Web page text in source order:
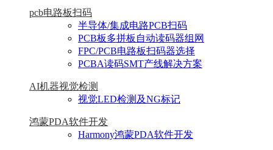
pcb电路板扫码
半导体/集成电路PCB扫码
PCB板多拼板自动读码器组网
FPC/PCB电路板扫码器选择
PCBA读码SMT产线解决方案
AI机器视觉检测
视觉LED检测及NG标记
鸿蒙PDA软件开发
Harmony鸿蒙PDA软件开发